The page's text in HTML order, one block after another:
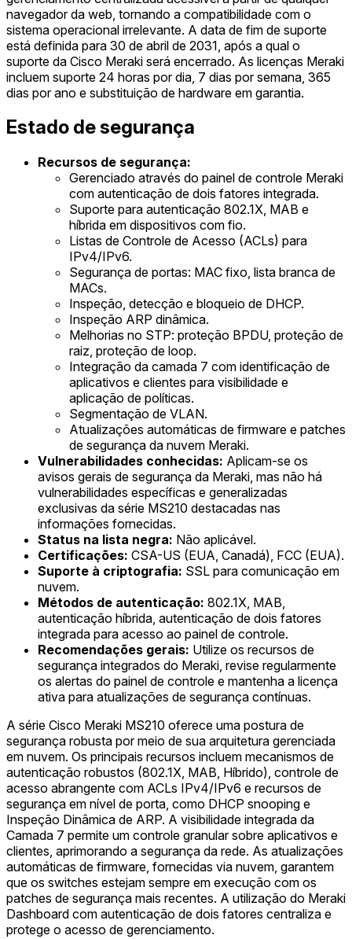
navegador da web, tornando a compatibilidade com o
sistema operacional irrelevante. A data de fim de suporte
está definida para 30 de abril de 2031, após a qual o
suporte da Cisco Meraki será encerrado. As licenças Meraki
incluem suporte 24 horas por dia, 7 dias por semana, 365
dias por ano e substituição de hardware em garantia.
Estado de segurança
Recursos de segurança:
Gerenciado através do painel de controle Meraki
com autenticação de dois fatores integrada.
Suporte para autenticação 802.1X, MAB e
híbrida em dispositivos com fio.
Listas de Controle de Acesso (ACLs) para
IPv4/IPv6.
Segurança de portas: MAC fixo, lista branca de
MACs.
Inspeção, detecção e bloqueio de DHCP.
Inspeção ARP dinâmica.
Melhorias no STP: proteção BPDU, proteção de
raiz, proteção de loop.
Integração da camada 7 com identificação de
aplicativos e clientes para visibilidade e
aplicação de políticas.
Segmentação de VLAN.
Atualizações automáticas de firmware e patches
de segurança da nuvem Meraki.
Vulnerabilidades conhecidas: Aplicam-se os
avisos gerais de segurança da Meraki, mas não há
vulnerabilidades específicas e generalizadas
exclusivas da série MS210 destacadas nas
informações fornecidas.
Status na lista negra: Não aplicável.
Certificações: CSA-US (EUA, Canadá), FCC (EUA).
Suporte à criptografia: SSL para comunicação em
nuvem.
Métodos de autenticação: 802.1X, MAB,
autenticação híbrida, autenticação de dois fatores
integrada para acesso ao painel de controle.
Recomendações gerais: Utilize os recursos de
segurança integrados do Meraki, revise regularmente
os alertas do painel de controle e mantenha a licença
ativa para atualizações de segurança contínuas.
A série Cisco Meraki MS210 oferece uma postura de
segurança robusta por meio de sua arquitetura gerenciada
em nuvem. Os principais recursos incluem mecanismos de
autenticação robustos (802.1X, MAB, Híbrido), controle de
acesso abrangente com ACLs IPv4/IPv6 e recursos de
segurança em nível de porta, como DHCP snooping e
Inspeção Dinâmica de ARP. A visibilidade integrada da
Camada 7 permite um controle granular sobre aplicativos e
clientes, aprimorando a segurança da rede. As atualizações
automáticas de firmware, fornecidas via nuvem, garantem
que os switches estejam sempre em execução com os
patches de segurança mais recentes. A utilização do Meraki
Dashboard com autenticação de dois fatores centraliza e
protege o acesso de gerenciamento.